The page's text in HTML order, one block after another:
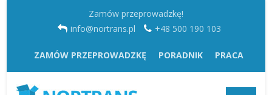
Zamów przeprowadzkę!
info@nortrans.pl
+48 500 190 103
ZAMÓW PRZEPROWADZKĘ PORADNIK PRACA